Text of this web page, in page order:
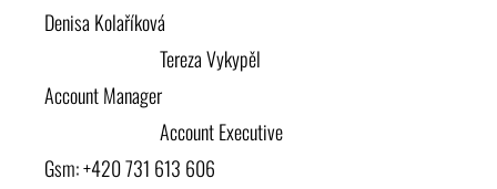
Denisa Kolaříková
Tereza Vykypěl
Account Manager
Account Executive
Gsm: +420 731 613 606